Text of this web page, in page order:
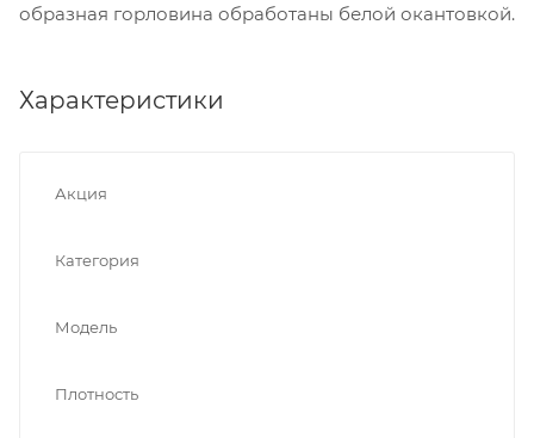
образная горловина обработаны белой окантовкой.
Характеристики
Акция
Категория
Модель
Плотность